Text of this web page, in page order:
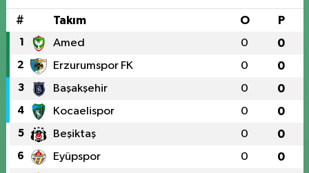
# Takım O P
1 Amed 0 0
2 Erzurumspor FK 0 0
3 Başakşehir 0 0
4 Kocaelispor 0 0
5 Beşiktaş 0 0
6 Eyüpspor 0 0